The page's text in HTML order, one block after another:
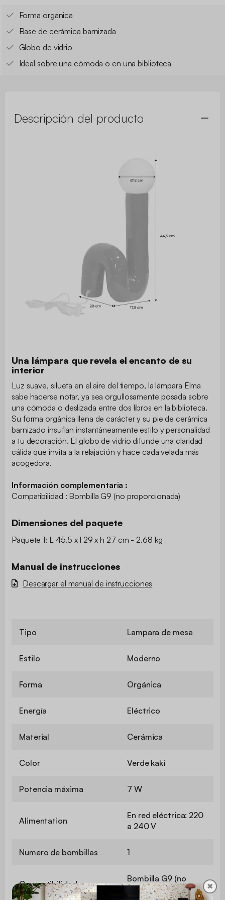
Forma orgánica
Base de cerámica barnizada
Globo de vidrio
Ideal sobre una cómoda o en una biblioteca
Descripción del producto
Una lámpara que revela el encanto de su
interior
Luz suave, silueta en el aire del tiempo, la lámpara Elma
sabe hacerse notar, ya sea orgullosamente posada sobre
una cómoda o deslizada entre dos libros en la biblioteca.
Su forma orgánica llena de carácter y su pie de cerámica
barnizado insuflan instantáneamente estilo y personalidad
a tu decoración. El globo de vidrio difunde una claridad
cálida que invita a la relajación y hace cada velada más
acogedora.
Información complementaria :
Compatibilidad : Bombilla G9 (no proporcionada)
Dimensiones del paquete
Paquete 1: L 45.5 x l 29 x h 27 cm - 2.68 kg
Manual de instrucciones
Descargar el manual de instrucciones
Tipo Lampara de mesa
Estilo Moderno
Forma Orgánica
Energía Eléctrico
Material Cerámica
Color Verde kaki
Potencia máxima 7 W
Alimentation
En red eléctrica: 220
a 240 V
Numero de bombillas 1
Compatibilidad
Bombilla G9 (no
suministrada)
✖